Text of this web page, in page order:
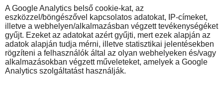
A Google Analytics belső cookie-kat, az
eszközzel/böngészővel kapcsolatos adatokat, IP-címeket,
illetve a webhelyen/alkalmazásban végzett tevékenységéket
gyűjt. Ezeket az adatokat azért gyűjti, mert ezek alapján az
adatok alapján tudja mérni, illetve statisztikai jelentésekben
rögzíteni a felhasználók által az olyan webhelyeken és/vagy
alkalmazásokban végzett műveleteket, amelyek a Google
Analytics szolgáltatást használják.